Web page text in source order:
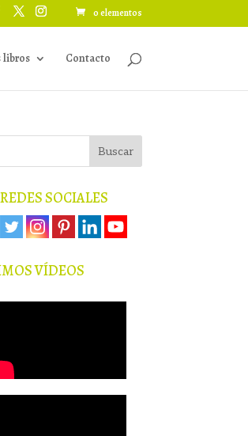
0 elementos
libros Contacto
SOCIALES
VÍDEOS